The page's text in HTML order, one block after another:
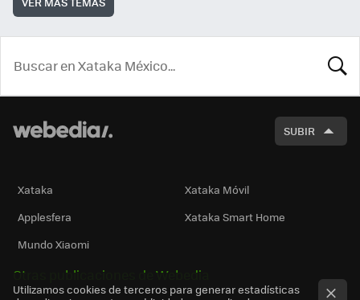
SUBIR
Xataka
Xataka Móvil
Applesfera
Xataka Smart Home
Mundo Xiaomi
Otras publicaciones de Webedia
Utilizamos cookies de terceros para generar estadísticas